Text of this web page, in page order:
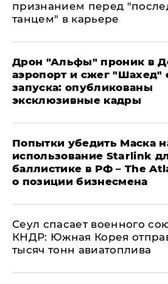
признанием перед
танцем" в карьере
Дрон "Альфы" проник в
аэропорт и сжег "Шахед"
запуска: опубликованы
эксклюзивные кадры
Попытки убедить Маска
использование Starlink
баллистике в РФ – The
о позиции бизнесмена
​Сеул спасает военного
КНДР: Южная Корея
тысяч тонн авиатоплива